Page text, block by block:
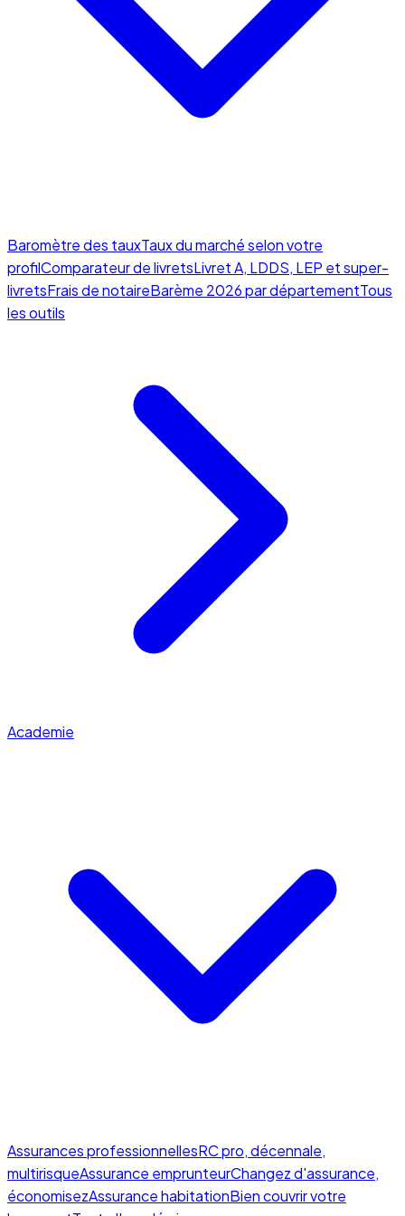
Baromètre des tauxTaux du marché selon votre
profilComparateur de livretsLivret A, LDDS, LEP et super-
livretsFrais de notaireBarème 2026 par départementTous
les outils
Academie
Assurances professionnellesRC pro, décennale,
multirisqueAssurance emprunteurChangez d'assurance,
économisezAssurance habitationBien couvrir votre